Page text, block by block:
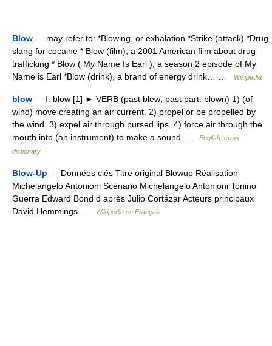
Blow — may refer to: *Blowing, or exhalation *Strike (attack) *Drug
slang for cocaine * Blow (film), a 2001 American film about drug
trafficking * Blow ( My Name Is Earl ), a season 2 episode of My
Name is Earl *Blow (drink), a brand of energy drink… …
Wikipedia
blow — Ⅰ. blow [1] ► VERB (past blew; past part. blown) 1) (of
wind) move creating an air current. 2) propel or be propelled by
the wind. 3) expel air through pursed lips. 4) force air through the
mouth into (an instrument) to make a sound …
English terms
dictionary
Blow-Up — Données clés Titre original Blowup Réalisation
Michelangelo Antonioni Scénario Michelangelo Antonioni Tonino
Guerra Edward Bond d après Julio Cortázar Acteurs principaux
David Hemmings …
Wikipédia en Français